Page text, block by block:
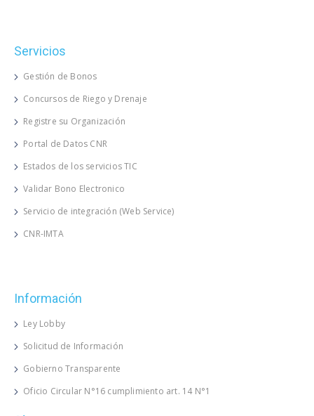
Servicios
Gestión de Bonos
Concursos de Riego y Drenaje
Registre su Organización
Portal de Datos CNR
Estados de los servicios TIC
Validar Bono Electronico
Servicio de integración (Web Service)
CNR-IMTA
Información
Ley Lobby
Solicitud de Información
Gobierno Transparente
Oficio Circular N°16 cumplimiento art. 14 N°1